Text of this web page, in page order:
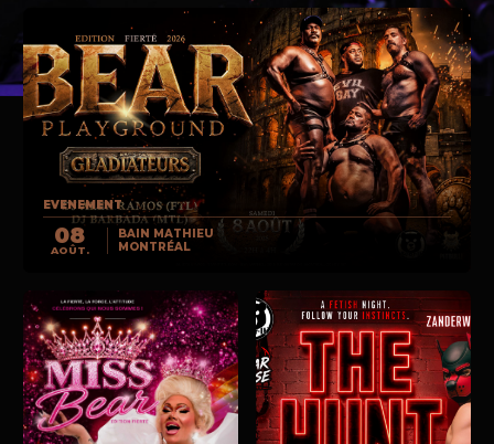
EVENEMENT
08
AOÛT.
BAIN MATHIEU
MONTRÉAL